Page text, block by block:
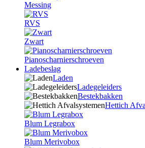
Messing
RVS
Zwart
Pianoscharnierschroeven
Ladebeslag
Laden
Ladegeleiders
Bestekbakken
Hettich
Blum Legrabox
Blum Merivobox